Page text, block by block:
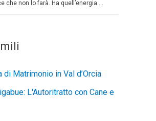
che non lo farà. Ha quell’energia …
di Matrimonio in Val d’Orcia
L'Autoritratto con Cane e